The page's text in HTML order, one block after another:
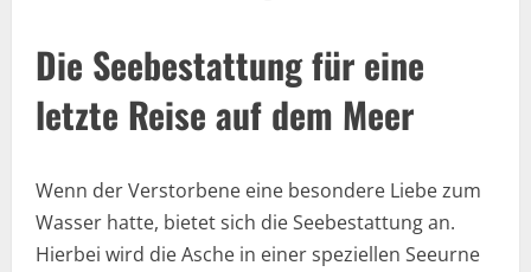
Die Seebestattung für eine
letzte Reise auf dem Meer
Wenn der Verstorbene eine besondere Liebe zum
Wasser hatte, bietet sich die Seebestattung an.
Hierbei wird die Asche in einer speziellen Seeurne